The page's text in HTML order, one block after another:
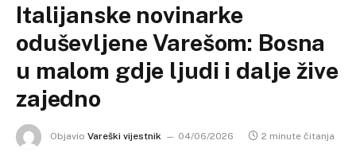
Italijanske novinarke
oduševljene Varešom: Bosna
u malom gdje ljudi i dalje žive
zajedno
Objavio Vareški vijestnik 04/06/2026 2 minute čitanja